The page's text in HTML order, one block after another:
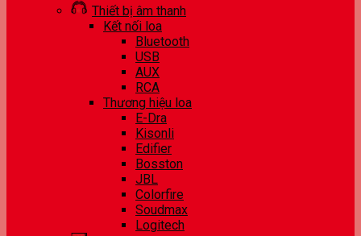
Thiết bị âm thanh
Kết nối loa
Bluetooth
USB
AUX
RCA
Thương hiệu loa
E-Dra
Kisonli
Edifier
Bosston
JBL
Colorfire
Soudmax
Logitech